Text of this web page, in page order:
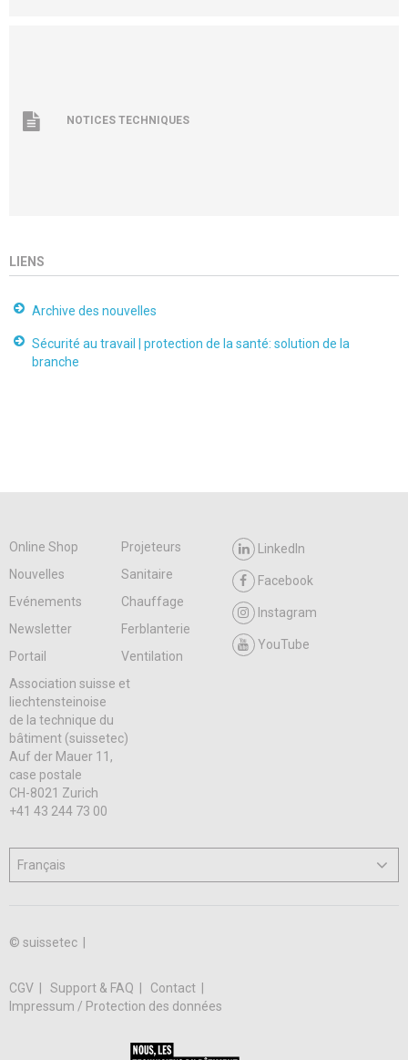
NOTICES TECHNIQUES
LIENS
Archive des nouvelles
Sécurité au travail | protection de la santé: solution de la
branche
Online Shop
Projeteurs
Nouvelles
Sanitaire
Evénements
Chauffage
Newsletter
Ferblanterie
Portail
Ventilation
LinkedIn
Facebook
Instagram
YouTube
Association suisse et
liechtensteinoise
de la technique du
bâtiment (suissetec)
Auf der Mauer 11,
case postale
CH-8021 Zurich
+41 43 244 73 00
© suissetec |
CGV Support & FAQ
Contact
Impressum / Protection des données